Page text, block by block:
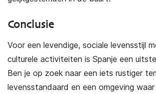
Conclusie
Voor een levendige, sociale levensstijl
culturele activiteiten is Spanje een
Ben je op zoek naar een iets rustiger
levensstandaard en een omgeving